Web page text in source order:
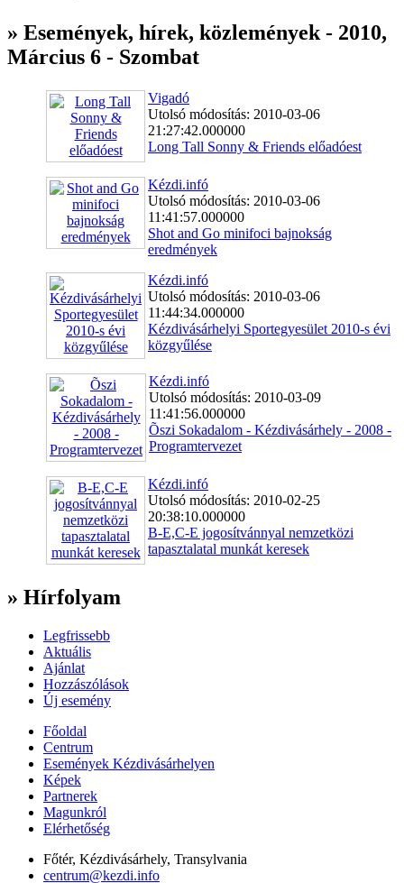
» Események, hírek, közlemények - 2010,
Március 6 - Szombat
Vigadó
Utolsó módosítás: 2010-03-06
21:27:42.000000
Long Tall Sonny & Friends előadóest
Kézdi.infó
Utolsó módosítás: 2010-03-06
11:41:57.000000
Shot and Go minifoci bajnokság
eredmények
Kézdi.infó
Utolsó módosítás: 2010-03-06
11:44:34.000000
Kézdivásárhelyi Sportegyesület 2010-s évi
közgyűlése
Kézdi.infó
Utolsó módosítás: 2010-03-09
11:41:56.000000
Õszi Sokadalom - Kézdivásárhely - 2008 -
Programtervezet
Kézdi.infó
Utolsó módosítás: 2010-02-25
20:38:10.000000
B-E,C-E jogosítvánnyal nemzetközi
tapasztalatal munkát keresek
» Hírfolyam
Legfrissebb
Aktuális
Ajánlat
Hozzászólások
Új esemény
Főoldal
Centrum
Események Kézdivásárhelyen
Képek
Partnerek
Magunkról
Elérhetőség
Főtér, Kézdivásárhely, Transylvania
centrum@kezdi.info